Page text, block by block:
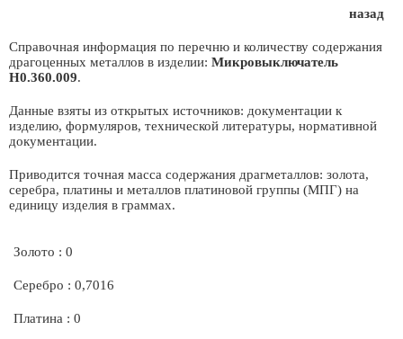
назад
Справочная информация по перечню и количеству содержания
драгоценных металлов в изделии: Микровыключатель
Н0.360.009.
Данные взяты из открытых источников: документации к
изделию, формуляров, технической литературы, нормативной
документации.
Приводится точная масса содержания драгметаллов: золота,
серебра, платины и металлов платиновой группы (МПГ) на
единицу изделия в граммах.
Золото : 0
Серебро : 0,7016
Платина : 0